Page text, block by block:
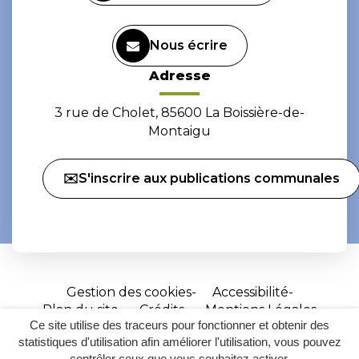
Ce site utilise des traceurs pour fonctionner et obtenir des
statistiques d'utilisation afin améliorer l'utilisation, vous pouvez
Nous écrire
Adresse
3 rue de Cholet, 85600 La Boissière-de-
Montaigu
✉️S'inscrire aux publications communales
Gestion des cookies
Accessibilité
Plan du site
Crédits
Mentions Légales
Site